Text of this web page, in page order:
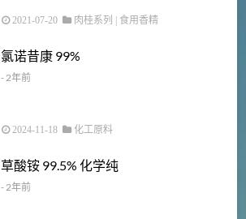
2021-07-20 肉桂系列 | 食用香精
氯诺昔康 99%
- 2年前
2024-11-18 化工原料
草酸铵 99.5% 化学纯
- 2年前